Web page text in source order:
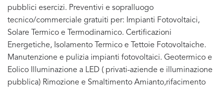
pubblici esercizi. Preventivi e sopralluogo
tecnico/commerciale gratuiti per: Impianti Fotovoltaici,
Solare Termico e Termodinamico. Certificazioni
Energetiche, Isolamento Termico e Tettoie Fotovoltaiche.
Manutenzione e pulizia impianti fotovoltaici. Geotermico e
Eolico Illuminazione a LED ( privati-aziende e illuminazione
pubblica) Rimozione e Smaltimento Amianto,rifacimento